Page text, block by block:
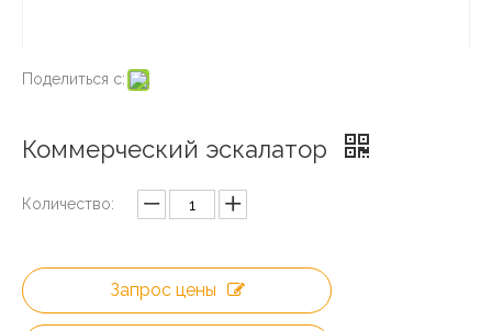
Поделиться с:
Коммерческий эскалатор
Количество:
Запрос цены